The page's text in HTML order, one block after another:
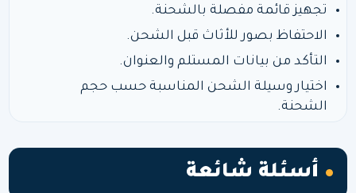
تجهيز قائمة مفصلة بالشحنة.
الاحتفاظ بصور للأثاث قبل الشحن.
التأكد من بيانات المستلم والعنوان.
اختيار وسيلة الشحن المناسبة حسب حجم
الشحنة.
أسئلة شائعة